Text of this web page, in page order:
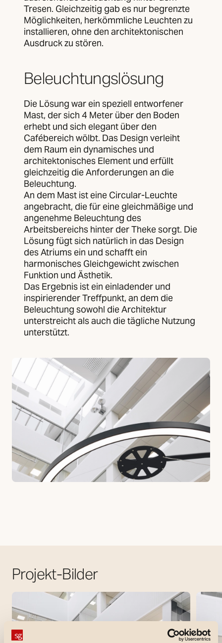
Tresen. Gleichzeitig gab es nur begrenzte
Möglichkeiten, herkömmliche Leuchten zu
installieren, ohne den architektonischen
Ausdruck zu stören.
Beleuchtungslösung
Die Lösung war ein speziell entworfener
Mast, der sich 4 Meter über den Boden
erhebt und sich elegant über den
Cafébereich wölbt. Das Design verleiht
dem Raum ein dynamisches und
architektonisches Element und erfüllt
gleichzeitig die Anforderungen an die
Beleuchtung.
An dem Mast ist eine Circular-Leuchte
angebracht, die für eine gleichmäßige und
angenehme Beleuchtung des
Arbeitsbereichs hinter der Theke sorgt. Die
Lösung fügt sich natürlich in das Design
des Atriums ein und schafft ein
harmonisches Gleichgewicht zwischen
Funktion und Ästhetik.
Das Ergebnis ist ein einladender und
inspirierender Treffpunkt, an dem die
Beleuchtung sowohl die Architektur
unterstreicht als auch die tägliche Nutzung
unterstützt.
Projekt-Bilder